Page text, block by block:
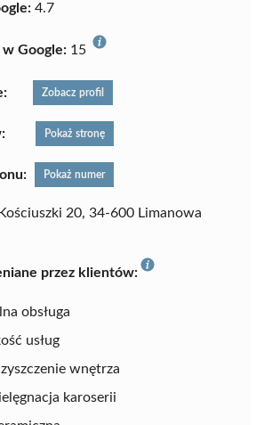
4.7
w Google: 15
Zobacz profil
Pokaż stronę
Pokaż numer
Kościuszki 20, 34-600 Limanowa
przez klientów:
obsługa
usług
wnętrza
karoserii